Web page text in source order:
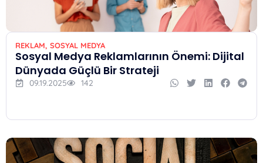
REKLAM, SOSYAL MEDYA
Sosyal Medya Reklamlarının Önemi: Dijital
Dünyada Güçlü Bir Strateji
09.19.2025 142